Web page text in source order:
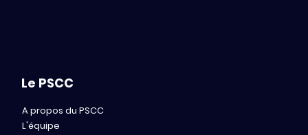
Le PSCC
A propos du PSCC
L'équipe